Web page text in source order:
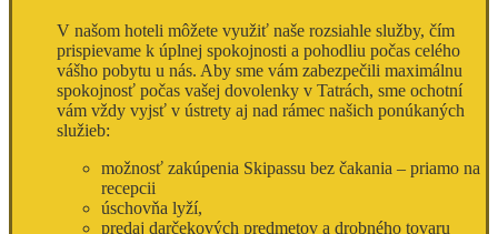
V našom hoteli môžete využiť naše rozsiahle služby, čím
prispievame k úplnej spokojnosti a pohodliu počas celého
vášho pobytu u nás. Aby sme vám zabezpečili maximálnu
spokojnosť počas vašej dovolenky v Tatrách, sme ochotní
vám vždy vyjsť v ústrety aj nad rámec našich ponúkaných
služieb:
možnosť zakúpenia Skipassu bez čakania – priamo na
recepcii
úschovňa lyží,
predaj darčekových predmetov a drobného tovaru